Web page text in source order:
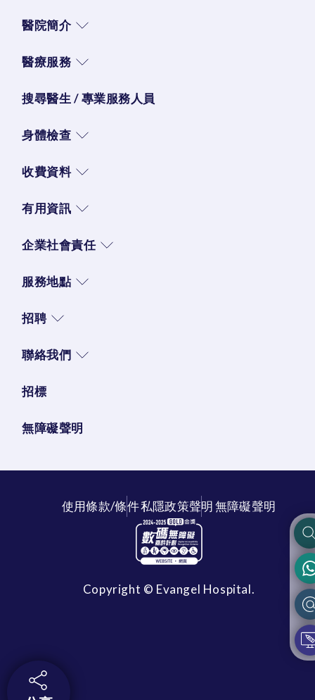
醫院簡介
醫療服務
搜尋醫生 / 專業服務人員
身體檢查
收費資料
有用資訊
企業社會責任
服務地點
招聘
聯絡我們
招標
無障礙聲明
使用條款/條件私隱政策聲明無障礙聲明
Copyright © Evangel Hospital.